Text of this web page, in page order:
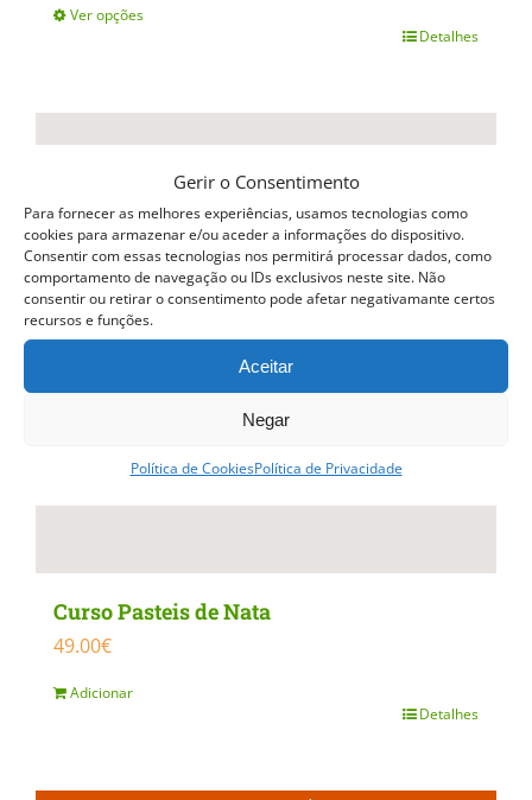
Gerir o Consentimento
Para fornecer as melhores experiências, usamos tecnologias como
cookies para armazenar e/ou aceder a informações do dispositivo.
Consentir com essas tecnologias nos permitirá processar dados, como
comportamento de navegação ou IDs exclusivos neste site. Não
consentir ou retirar o consentimento pode afetar negativamante certos
recursos e funções.
Aceitar
Negar
Política de CookiesPolítica de Privacidade
Ver opções
has
The
options
may
be
product
Detalhes
Curso Pasteis de Nata
49.00€
Adicionar
Detalhes